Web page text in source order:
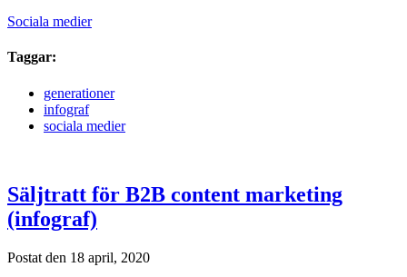
Sociala medier
Taggar:
generationer
infograf
sociala medier
Säljtratt för B2B content marketing
(infograf)
Postat den 18 april, 2020